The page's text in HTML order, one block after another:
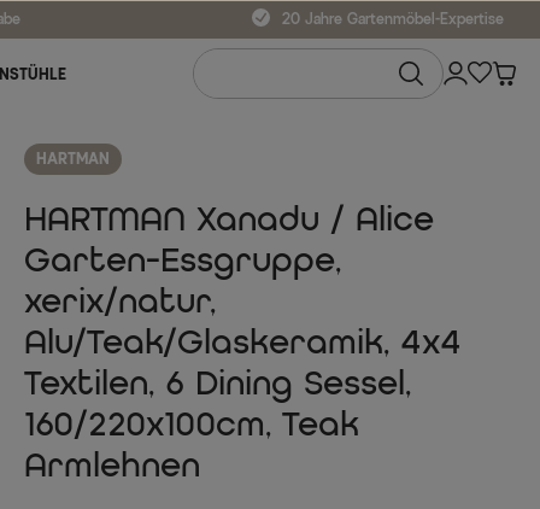
20 Jahre Gartenmöbel-Expertise
HARTMAN
HARTMAN Xanadu / Alice
Garten-Essgruppe,
xerix/natur,
Alu/Teak/Glaskeramik, 4x4
Textilen, 6 Dining Sessel,
160/220x100cm, Teak
Armlehnen